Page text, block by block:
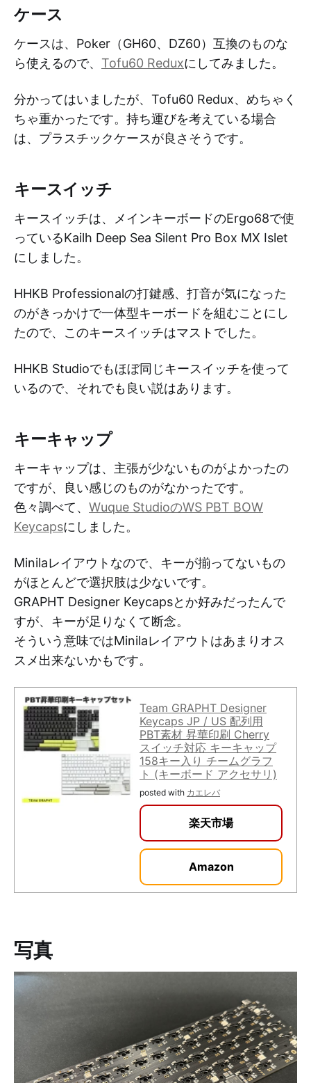
ケース
ケースは、Poker（GH60、DZ60）互換のものな
ら使えるので、 Tofu60 Reduxにしてみました。
分かってはいましたが、Tofu60 Redux、めちゃく
ちゃ重かったです。持ち運びを考えている場合
は、プラスチックケースが良さそうです。
キースイッチ
キースイッチは、メインキーボードのErgo68で使
っているKailh Deep Sea Silent Pro Box MX Islet
にしました。
HHKB Professionalの打鍵感、打音が気になった
のがきっかけで一体型キーボードを組むことにし
たので、このキースイッチはマストでした。
HHKB Studioでもほぼ同じキースイッチを使って
いるので、それでも良い説はあります。
キーキャップ
キーキャップは、主張が少ないものがよかったの
ですが、良い感じのものがなかったです。
色々調べて、 Wuque StudioのWS PBT BOW
Keycapsにしました。
Minilaレイアウトなので、キーが揃ってないもの
がほとんどで選択肢は少ないです。
GRAPHT Designer Keycapsとか好みだったんで
すが、キーが足りなくて断念。
そういう意味ではMinilaレイアウトはあまりオス
スメ出来ないかもです。
Team GRAPHT Designer
Keycaps JP / US 配列用
PBT素材 昇華印刷 Cherry
スイッチ対応 キーキャップ
158キー入り チームグラフ
ト (キーボード アクセサリ)
posted with カエレバ
楽天市場
Amazon
写真